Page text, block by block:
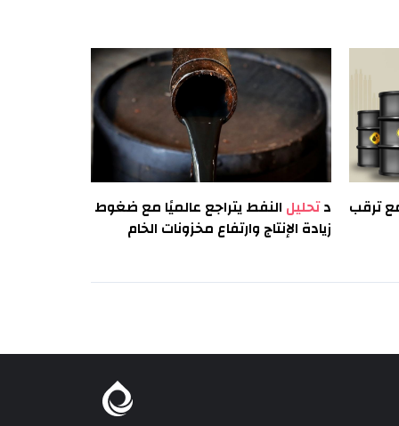
ترقب
دتحليل النفط يتراجع عالميًا مع ضغوط
زيادة الإنتاج وارتفاع مخزونات الخام